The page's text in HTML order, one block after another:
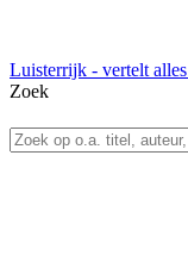
Luisterrijk - vertelt alles
Zoek